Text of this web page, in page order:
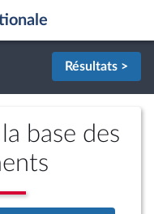
Résultats >
base des